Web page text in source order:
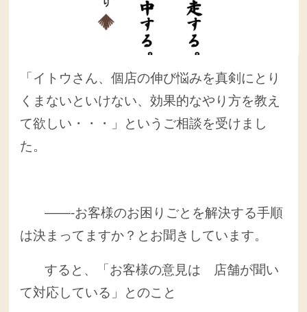
「イトウさん、個店の伸び悩みを真剣にとり
くまないといけない、効果的なやり方を教え
て欲しい・・・」というご相談を受けまし
た。
——-お客様のお困りごとを解決する手順
は決まってますか？とお聞きしています。
すると、「お客様の意見は 店舗が聞い
て対応している」とのこと